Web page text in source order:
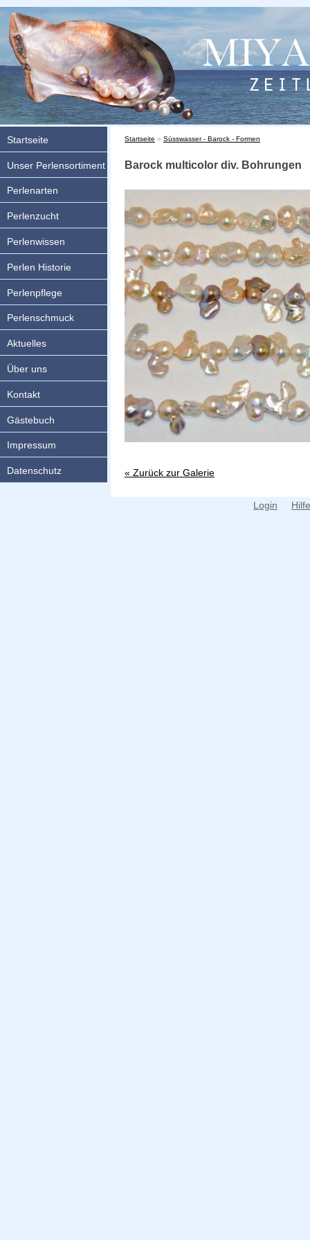
Startseite
Unser Perlensortiment
Perlenarten
Perlenzucht
Perlenwissen
Perlen Historie
Perlenpflege
Perlenschmuck
Aktuelles
Über uns
Kontakt
Gästebuch
Impressum
Datenschutz
Sie sind hier
Startseite » Süsswasser - Barock - Formen
Barock multicolor div. Bohrungen
« Zurück zur Galerie
Hilfe
Login